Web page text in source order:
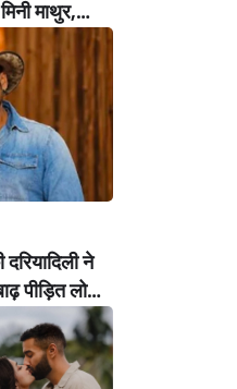
माथुर,
चमचमाती ही
Trophy
Dosani)
ने
पीड़ित लोगों
NGO से
500 घर
With